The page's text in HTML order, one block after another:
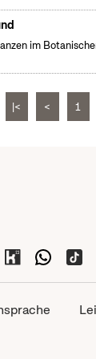
im
|< < 1